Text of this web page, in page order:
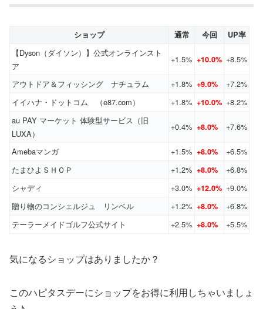
ショップ 通常 今回 UP率
【Dyson（ダイソン）】公式オンラインスト
ア
+1.5% +10.0% +8.5%
アウトドア＆フィッシング ナチュラム +1.8% +9.0%
+7.2%
イイハナ・ドットコム （e87.com）
+1.8% +10.0% +8.2%
au PAY マーケット 体験型サービス（旧
LUXA）
+0.4% +8.0% +7.6%
Amebaマンガ +1.5% +8.0%
+6.5%
たまひよＳＨＯＰ
+1.2% +8.0%
+6.8%
シャディ
+3.0% +12.0% +9.0%
贈り物のコンシェルジュ リンベル
+1.2% +8.0%
+6.8%
テーラーメイドゴルフ公式サイト
+2.5% +8.0% +5.5%
気になるショップはありましたか？
このハピタスデーにショップをお得に利用しちゃいましょ